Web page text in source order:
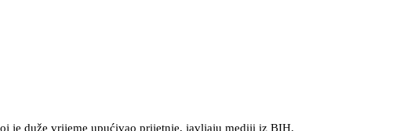
je duže vrijeme upućivao prijetnje, javljaju mediji iz BIH.